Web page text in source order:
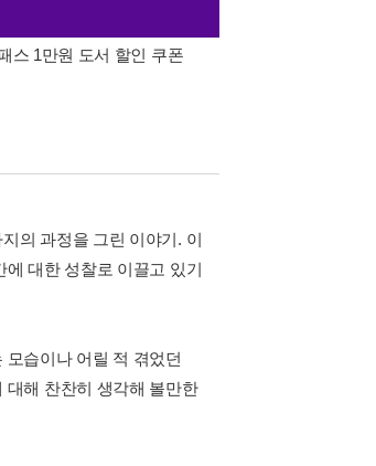
스 1만원 도서 할인 쿠폰
의 과정을 그린 이야기. 이
대한 성찰로 이끌고 있기
습이나 어릴 적 겪었던
대해 찬찬히 생각해 볼만한